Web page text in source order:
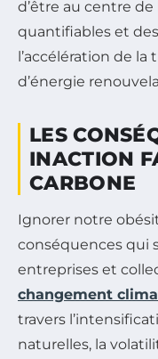
d’être au centre
quantifiables et
l’accélération de la
d’énergie
LES
INACTION
CARBONE
Ignorer notre
conséquences qui
entreprises et
changement
travers
naturelles, la